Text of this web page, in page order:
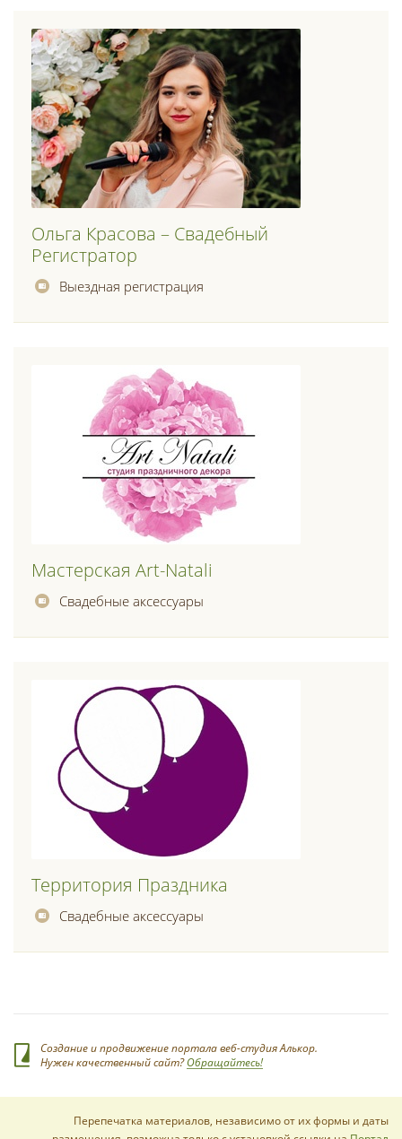
Ольга Красова – Свадебный
Регистратор
Выездная регистрация
Мастерская Art-Natali
Свадебные аксессуары
Территория Праздника
Свадебные аксессуары
Создание и продвижение портала веб-студия Алькор.
Нужен качественный сайт?Обращайтесь!
Перепечатка материалов, независимо от их формы и даты